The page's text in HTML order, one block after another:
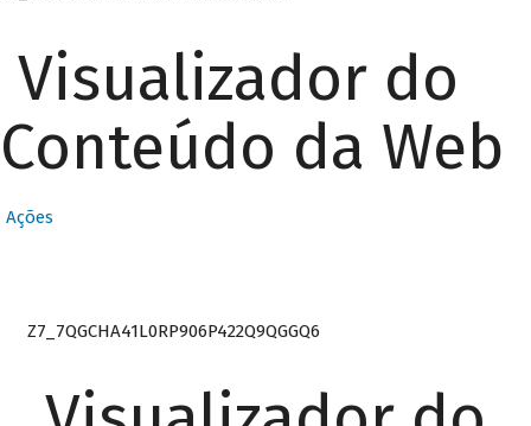
Visualizador do
Conteúdo da Web
Ações
Z7_7QGCHA41L0RP906P422Q9QGGQ6